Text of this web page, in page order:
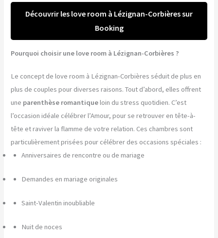
Découvrir les love room à Lézignan-Corbières sur
Booking
Pourquoi choisir une love room à Lézignan-Corbières ?
Le concept de love room à Lézignan-Corbières séduit de plus en
plus de couples pour diverses raisons. Tout d’abord, elles offrent
une parenthèse romantiqueloin du stress quotidien. C’est
l’occasion idéale célébrer l’Amour, pour se retrouver en tête-à-
tête et raviver la flamme de votre relation. Ces chambres sont
particulièrement prisées pour célébrer des occasions spéciales :
Anniversaires de rencontre ou de mariage
Demandes en mariage originales
Saint-Valentin inoubliable
Nuit de noces